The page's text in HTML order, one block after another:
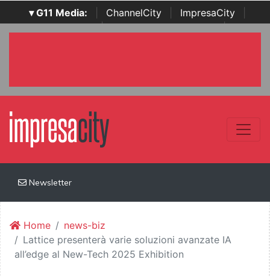
▾ G11 Media: ChannelCity ImpresaCity
SecurityOpenLab | Italian Channel Awards | Italian
Newsletter
Home
news-biz
Lattice presenterà varie soluzioni avanzate IA
all’edge al New-Tech 2025 Exhibition